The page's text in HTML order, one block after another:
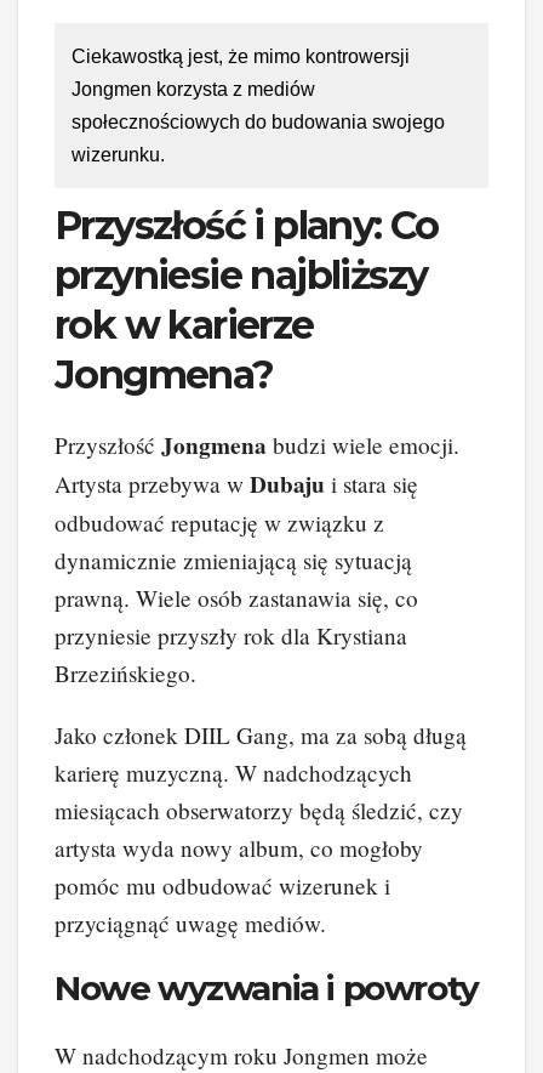
Ciekawostką jest, że mimo kontrowersji
Jongmen korzysta z mediów
społecznościowych do budowania swojego
wizerunku.
Przyszłość i plany: Co
przyniesie najbliższy
rok w karierze
Jongmena?
Przyszłość Jongmena budzi wiele emocji.
Artysta przebywa w Dubaju i stara się
odbudować reputację w związku z
dynamicznie zmieniającą się sytuacją
prawną. Wiele osób zastanawia się, co
przyniesie przyszły rok dla Krystiana
Brzezińskiego.
Jako członek DIIL Gang, ma za sobą długą
karierę muzyczną. W nadchodzących
miesiącach obserwatorzy będą śledzić, czy
artysta wyda nowy album, co mogłoby
pomóc mu odbudować wizerunek i
przyciągnąć uwagę mediów.
Nowe wyzwania i powroty
W nadchodzącym roku Jongmen może